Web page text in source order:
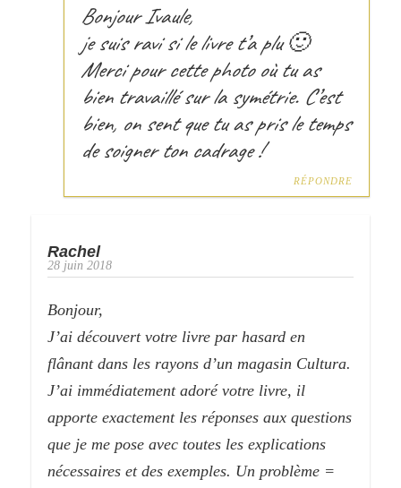
Bonjour Ivaule,
je suis ravi si le livre t’a plu 🙂
Merci pour cette photo où tu as
bien travaillé sur la symétrie. C’est
bien, on sent que tu as pris le temps
de soigner ton cadrage !
RÉPONDRE
Rachel
28 juin 2018
Bonjour,
J’ai découvert votre livre par hasard en
flânant dans les rayons d’un magasin Cultura.
J’ai immédiatement adoré votre livre, il
apporte exactement les réponses aux questions
que je me pose avec toutes les explications
nécessaires et des exemples. Un problème =